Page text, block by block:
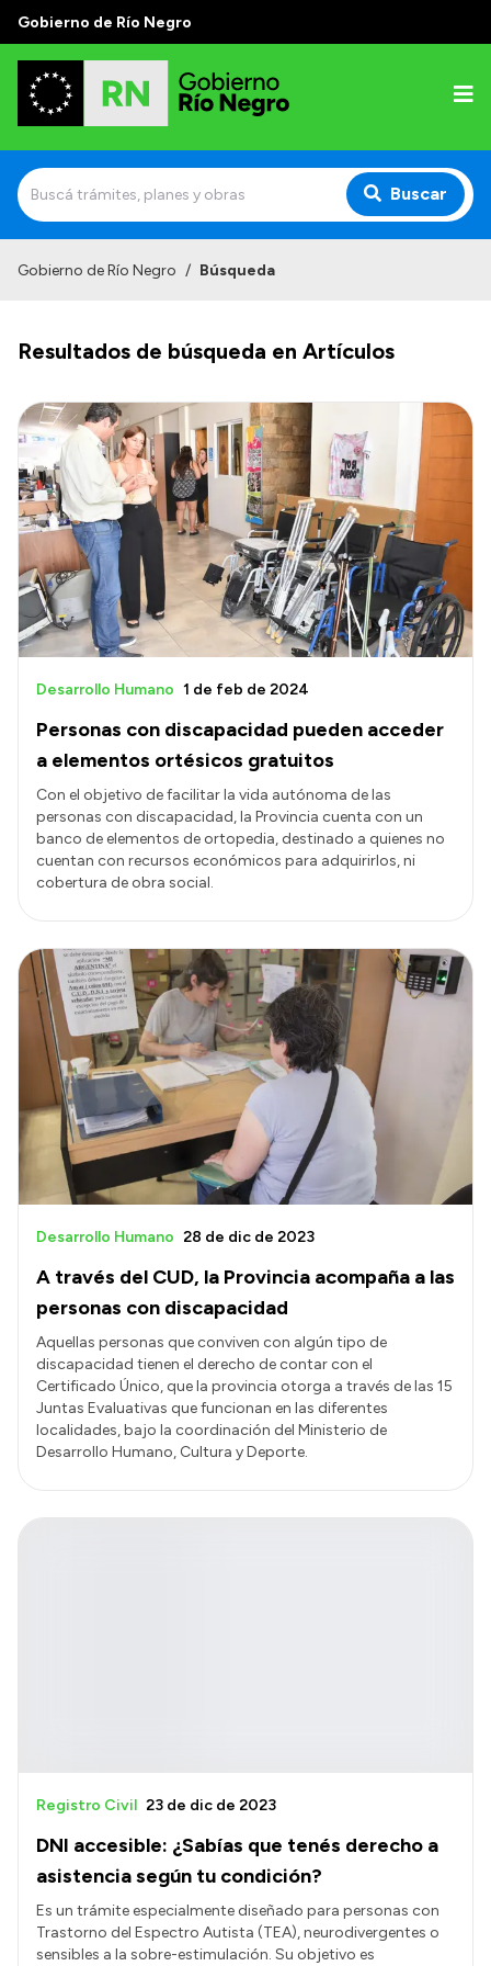
Gobierno de Río Negro
Buscar
Prensa
Autoridades y Organismos
Discursos en la Legislatura
Casa de Gobierno
Acerca de Río Negro
Historia
Geografía
Invertí en Río Negro
Transparencia
Presupuesto
Boletín Oficial
Compras y licitaciones
Consulta de expedientes
Convocatorias
Intranet
Login
Gobierno de Río Negro / Búsqueda
Resultados de búsqueda en Artículos
Personas con discapacidad pueden acceder
a elementos ortésicos gratuitos
Desarrollo Humano 1 de feb de 2024
Con el objetivo de facilitar la vida autónoma de las
personas con discapacidad, la Provincia cuenta con un
banco de elementos de ortopedia, destinado a quienes no
cuentan con recursos económicos para adquirirlos, ni
cobertura de obra social.
A través del CUD, la Provincia acompaña a las
personas con discapacidad
Desarrollo Humano 28 de dic de 2023
Aquellas personas que conviven con algún tipo de
discapacidad tienen el derecho de contar con el
Certificado Único, que la provincia otorga a través de las 15
Juntas Evaluativas que funcionan en las diferentes
localidades, bajo la coordinación del Ministerio de
Desarrollo Humano, Cultura y Deporte.
DNI accesible: ¿Sabías que tenés derecho a
asistencia según tu condición?
Registro Civil 23 de dic de 2023
Es un trámite especialmente diseñado para personas con
Trastorno del Espectro Autista (TEA), neurodivergentes o
sensibles a la sobre-estimulación. Su objetivo es